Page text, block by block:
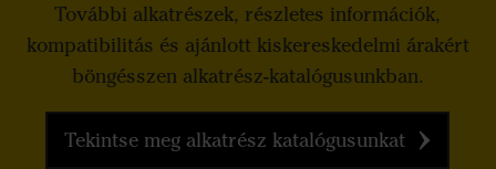
További alkatrészek, részletes információk,
kompatibilitás és ajánlott kiskereskedelmi árakért
böngésszen alkatrész-katalógusunkban.
Tekintse meg alkatrész katalógusunkat